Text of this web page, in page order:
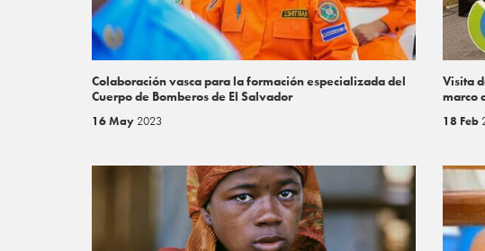
Colaboración vasca para la formación especializada del
Cuerpo de Bomberos de El Salvador
16 May 2023
Visita
marco
18 Feb